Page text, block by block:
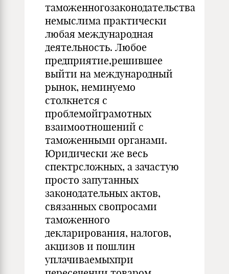
таможенногозаконодательства
немыслима практически
любая международная
деятельность. Любое
предприятие,решившее
выйти на международный
рынок, неминуемо
столкнется с
проблемойграмотных
взаимоотношений с
таможенными органами.
Юридически же весь
спектрсложных, а зачастую
просто запутанных
законодательных актов,
связанных свопросами
таможенного
декларирования, налогов,
акцизов и пошлин
уплачиваемыхпри